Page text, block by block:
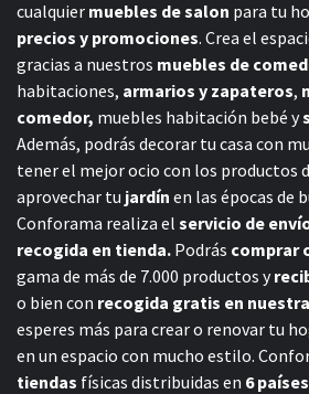
cualquier muebles de salon para tu
precios y promociones. Crea el
gracias a nuestros muebles de
habitaciones, armarios y zapateros,
comedor, muebles habitación bebé y
Además, podrás decorar tu casa con
tener el mejor ocio con los productos
aprovechar tu jardín en las épocas de
Conforama realiza el servicio de
recogida en tienda. Podrás comprar
gama de más de 7.000 productos y
o bien con recogida gratis en
esperes más para crear o renovar tu
en un espacio con mucho estilo.
tiendas físicas distribuidas en 6 países